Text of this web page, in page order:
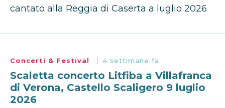
cantato alla Reggia di Caserta a luglio 2026
Concerti & Festival 4 settimane fa
Scaletta concerto Litfiba a Villafranca
di Verona, Castello Scaligero 9 luglio
2026